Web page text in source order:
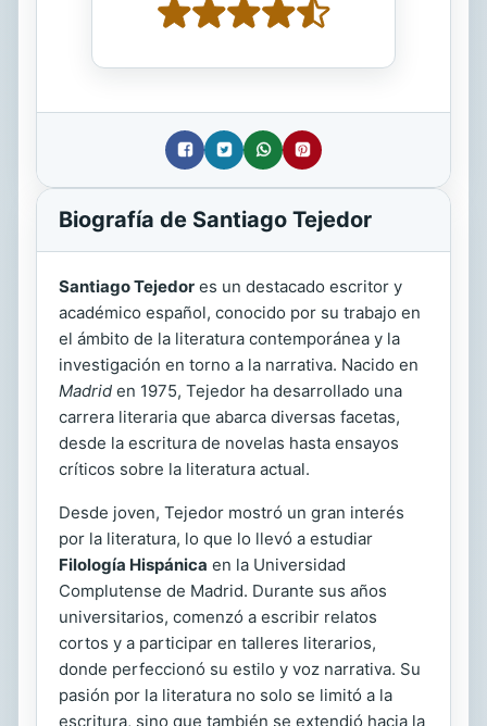
Biografía de Santiago Tejedor
Santiago Tejedor es un destacado escritor y
académico español, conocido por su trabajo en
el ámbito de la literatura contemporánea y la
investigación en torno a la narrativa. Nacido en
Madrid en 1975, Tejedor ha desarrollado una
carrera literaria que abarca diversas facetas,
desde la escritura de novelas hasta ensayos
críticos sobre la literatura actual.
Desde joven, Tejedor mostró un gran interés
por la literatura, lo que lo llevó a estudiar
Filología Hispánica en la Universidad
Complutense de Madrid. Durante sus años
universitarios, comenzó a escribir relatos
cortos y a participar en talleres literarios,
donde perfeccionó su estilo y voz narrativa. Su
pasión por la literatura no solo se limitó a la
escritura, sino que también se extendió hacia la